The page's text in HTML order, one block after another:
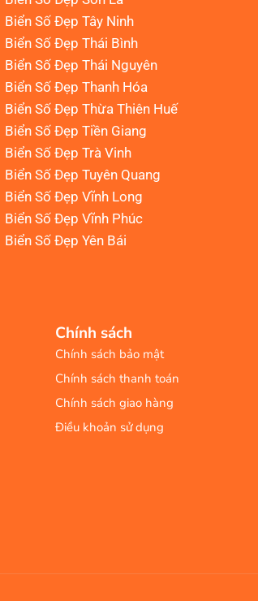
Biển Số Đẹp Tây Ninh
Biển Số Đẹp Thái Bình
Biển Số Đẹp Thái Nguyên
Biển Số Đẹp Thanh Hóa
Biển Số Đẹp Thừa Thiên Huế
Biển Số Đẹp Tiền Giang
Biển Số Đẹp Trà Vinh
Biển Số Đẹp Tuyên Quang
Biển Số Đẹp Vĩnh Long
Biển Số Đẹp Vĩnh Phúc
Biển Số Đẹp Yên Bái
Chính sách
Chính sách bảo mật
Chính sách thanh toán
Chính sách giao hàng
Điều khoản sử dụng